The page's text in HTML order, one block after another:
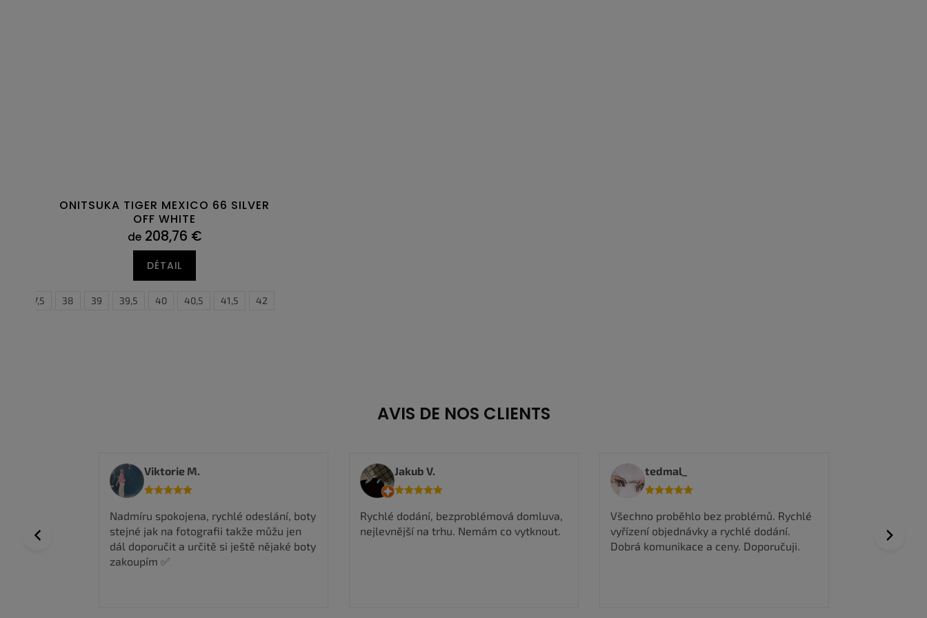
ONITSUKA TIGER MEXICO 66 SILVER
OFF WHITE
de208,76 €
DÉTAIL
37,5 38 39 39,5 40 40,5 41,5 42
AVIS DE NOS CLIENTS
Previous
ceny,
Viktorie M.
Nadmíru spokojena, rychlé odeslání, boty
stejné jak na fotografii takže můžu jen
dál doporučit a určitě si ještě nějaké boty
zakoupím ✅
Jakub V.
Rychlé dodání, bezproblémová domluva,
nejlevnější na trhu. Nemám co vytknout.
tedmal_
Všechno proběhlo bez problémů. Rychlé
vyřízení objednávky a rychlé dodání.
Dobrá komunikace a ceny. Doporučuji.
Next